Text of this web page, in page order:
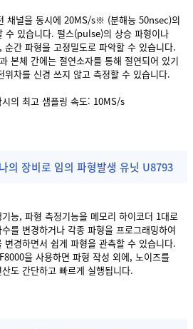
채널을 동시에 20MS/s※ (분해능 50nsec)의
수 있습니다. 펄스(pulse)의 상승 파형이나
간 파형을 고정밀도로 파악할 수 있습니다.
본체 간에는 절연소자를 통해 절연되어 있기
위차를 신경 쓰지 않고 측정할 수 있습니다.
의 최고 샘플링 속도: 10MS/s
의 장비로 임의 파형발생 유닛 U8793
능, 파형 측정기능을 메모리 하이코더 1대로
를 변경하거나 각종 파형을 프로그래밍하여
경하면서 쉽게 파형을 관측할 수 있습니다.
을 사용하면 파형 작성 외에, 노이즈를
도 간단하고 빠르게 실행됩니다.